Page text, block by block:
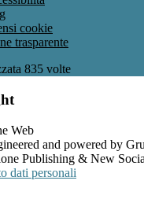
cookie
trasparente
835 volte
and powered by
Publishing & New
dati personali